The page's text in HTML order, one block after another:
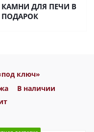
КАМНИ ДЛЯ ПЕЧИ В
ПОДАРОК
ключ»
В наличии